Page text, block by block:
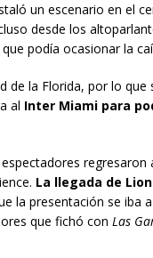
un escenario en el
desde los
podía ocasionar la
de la Florida, por lo
al Inter Miami para
regresaron
La llegada de
la presentación se iba
que fichó con Las